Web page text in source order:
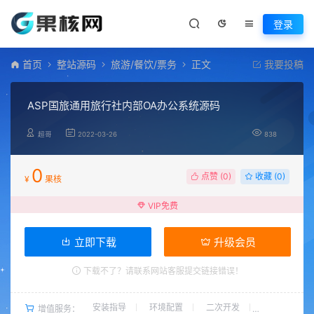
登录
首页 整站源码 旅游/餐饮/票务 正文 我要投稿
ASP国旅通用旅行社内部OA办公系统源码
超哥 2022-03-26 838
¥ 0 果核 点赞 (0) 收藏 (0)
VIP免费
立即下载 升级会员
下载不了？请联系网站客服提交链接错误！
增值服务： 安装指导 环境配置 二次开发